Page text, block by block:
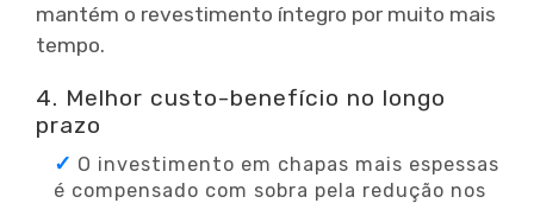
mantém o revestimento íntegro por muito mais
tempo.
4. Melhor custo-benefício no longo
prazo
O investimento em chapas mais espessas
é compensado com sobra pela redução nos